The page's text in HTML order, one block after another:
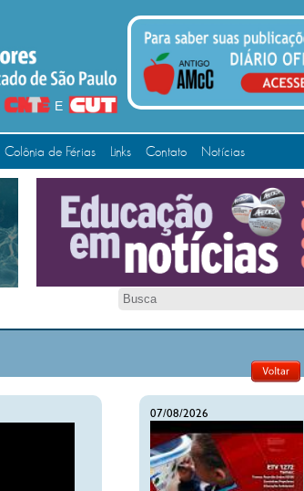
E
Colônia de Férias Links Contato Notícias
07/08/2026